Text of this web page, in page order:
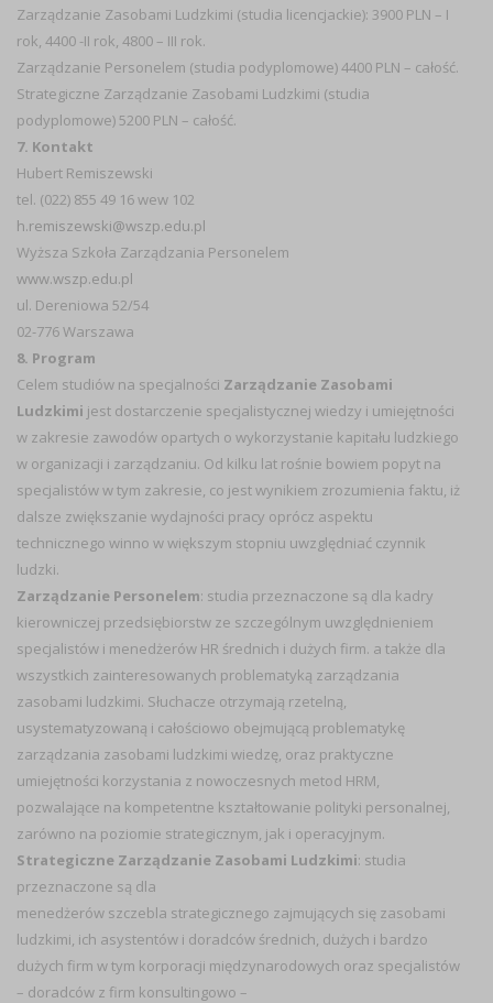
Zarządzanie Zasobami Ludzkimi (studia licencjackie): 3900 PLN – I
rok, 4400 -II rok, 4800 – III rok.
Zarządzanie Personelem (studia podyplomowe) 4400 PLN – całość.
Strategiczne Zarządzanie Zasobami Ludzkimi (studia
podyplomowe) 5200 PLN – całość.
7. Kontakt
Hubert Remiszewski
tel. (022) 855 49 16 wew 102
h.remiszewski@wszp.edu.pl
Wyższa Szkoła Zarządzania Personelem
www.wszp.edu.pl
ul. Dereniowa 52/54
02-776 Warszawa
8. Program
Celem studiów na specjalności Zarządzanie Zasobami
Ludzkimi jest dostarczenie specjalistycznej wiedzy i umiejętności
w zakresie zawodów opartych o wykorzystanie kapitału ludzkiego
w organizacji i zarządzaniu. Od kilku lat rośnie bowiem popyt na
specjalistów w tym zakresie, co jest wynikiem zrozumienia faktu, iż
dalsze zwiększanie wydajności pracy oprócz aspektu
technicznego winno w większym stopniu uwzględniać czynnik
ludzki.
Zarządzanie Personelem: studia przeznaczone są dla kadry
kierowniczej przedsiębiorstw ze szczególnym uwzględnieniem
specjalistów i menedżerów HR średnich i dużych firm. a także dla
wszystkich zainteresowanych problematyką zarządzania
zasobami ludzkimi. Słuchacze otrzymają rzetelną,
usystematyzowaną i całościowo obejmującą problematykę
zarządzania zasobami ludzkimi wiedzę, oraz praktyczne
umiejętności korzystania z nowoczesnych metod HRM,
pozwalające na kompetentne kształtowanie polityki personalnej,
zarówno na poziomie strategicznym, jak i operacyjnym.
Strategiczne Zarządzanie Zasobami Ludzkimi: studia
przeznaczone są dla
menedżerów szczebla strategicznego zajmujących się zasobami
ludzkimi, ich asystentów i doradców średnich, dużych i bardzo
dużych firm w tym korporacji międzynarodowych oraz specjalistów
– doradców z firm konsultingowo –